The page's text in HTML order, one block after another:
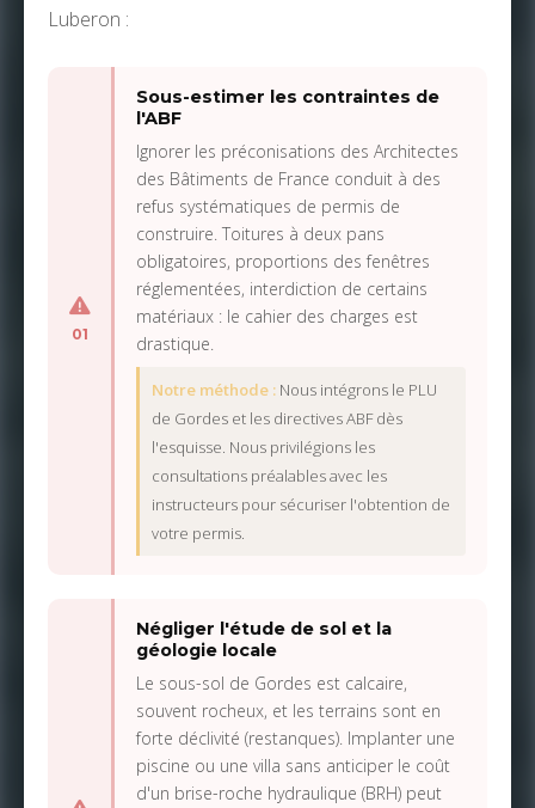
Luberon :
01
Sous-estimer les contraintes de
l'ABF
Ignorer les préconisations des Architectes
des Bâtiments de France conduit à des
refus systématiques de permis de
construire. Toitures à deux pans
obligatoires, proportions des fenêtres
réglementées, interdiction de certains
matériaux : le cahier des charges est
drastique.
Notre méthode : Nous intégrons le PLU
de Gordes et les directives ABF dès
l'esquisse. Nous privilégions les
consultations préalables avec les
instructeurs pour sécuriser l'obtention de
votre permis.
Négliger l'étude de sol et la
géologie locale
Le sous-sol de Gordes est calcaire,
souvent rocheux, et les terrains sont en
forte déclivité (restanques). Implanter une
piscine ou une villa sans anticiper le coût
d'un brise-roche hydraulique (BRH) peut